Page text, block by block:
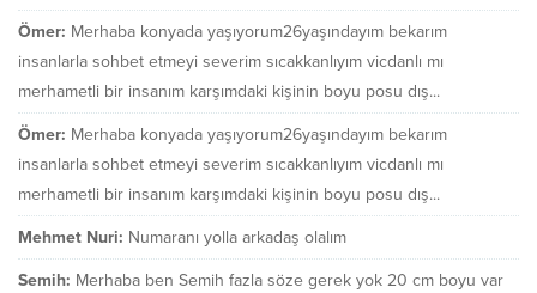
Ömer: Merhaba konyada yaşıyorum26yaşındayım bekarım
insanlarla sohbet etmeyi severim sıcakkanlıyım vicdanlı mı
merhametli bir insanım karşımdaki kişinin boyu posu dış...
Ömer: Merhaba konyada yaşıyorum26yaşındayım bekarım
insanlarla sohbet etmeyi severim sıcakkanlıyım vicdanlı mı
merhametli bir insanım karşımdaki kişinin boyu posu dış...
Mehmet Nuri: Numaranı yolla arkadaş olalım
Semih: Merhaba ben Semih fazla söze gerek yok 20 cm boyu var